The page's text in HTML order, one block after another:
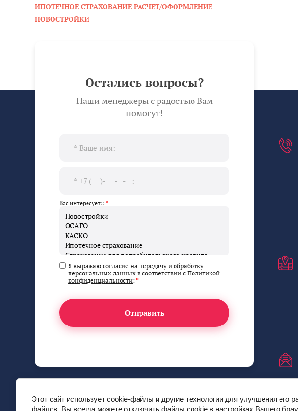
ИПОТЕЧНОЕ СТРАХОВАНИЕ РАСЧЕТ/ОФОРМЛЕНИЕ
НОВОСТРОЙКИ
Остались вопросы?
Наши менеджеры с радостью Вам
помогут!
Вас интересует:: *
Я выражаюсогласие на передачу и обработку
персональных данныхв соответствии сПолитикой
конфиденциальности:*
Отправить
Этот сайт использует cookie-файлы и другие технологии для улучшения
файлов. Вы всегда можете отключить файлы cookie в настройках Вашего